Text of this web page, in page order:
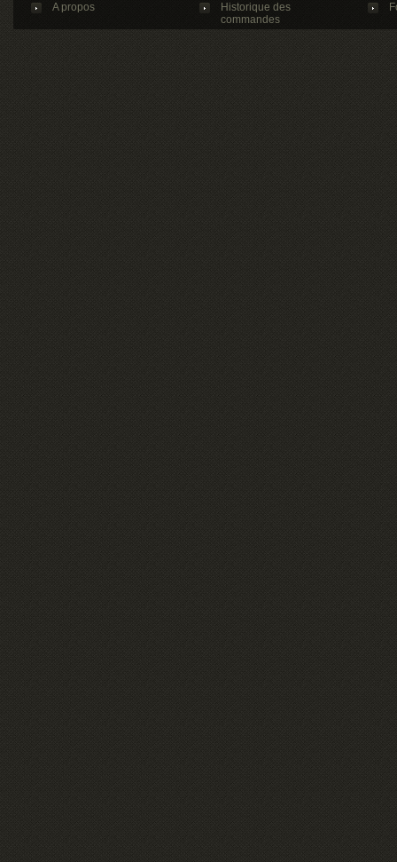
A propos
Historique des
commandes